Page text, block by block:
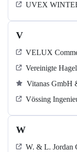
UVEX
V
VELUX
Vereinigte
Vitanas GmbH
Vössing
W
W. & L. Jordan